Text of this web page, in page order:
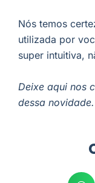
Nós temos
utilizada por
super intuitiva,
Deixe aqui nos
dessa novidade.